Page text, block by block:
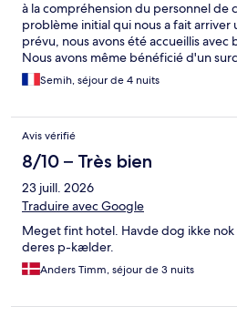
à la compréhension du personnel de
problème initial qui nous a fait arriver
prévu, nous avons été accueillis
Nous avons même bénéficié d'un
euros supplémentaires, ce qui a été
était propre et bien entretenue
l'hôtel, à proximité des lignes U2 et
de transports en commun, était très
recommandons vivement cet
Semih, séjour de 4 nuits
Avis vérifié
8/10 – Très bien
23 juill. 2026
Traduire avec Google
Meget fint hotel. Havde dog ikke
deres p-kælder.
Anders Timm, séjour de 3 nuits